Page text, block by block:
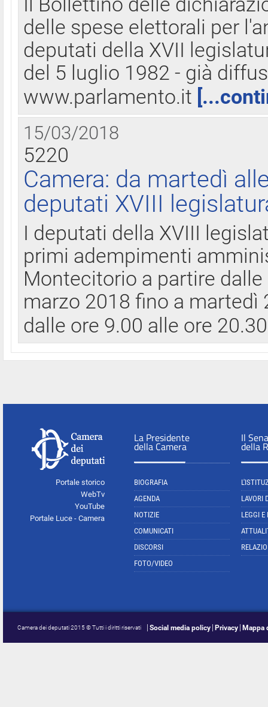
delle spese elettorali per
deputati della XVII
del 5 luglio 1982 - già
www.parlamento.it
15/03/2018
5220
Camera: da martedì
deputati XVIII
I deputati della XVIII
primi adempimenti
Montecitorio a partire
marzo 2018 fino a
dalle ore 9.00 alle ore
Portale storico
WebTv
YouTube
Portale Luce - Camera
La Presidente
della Camera
BIOGRAFIA
AGENDA
NOTIZIE
COMUNICATI
DISCORSI
FOTO/VIDEO
Il
della
LAVORI
LEGGI E
Camera dei deputati 2015 © Tutti i diritti riservati Social media policy Privacy Mappa